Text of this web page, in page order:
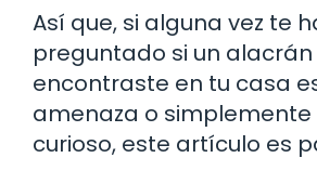
Así que, si alguna vez te
preguntado si un alacrán
encontraste en tu casa
amenaza o simplemente
curioso, este artículo es